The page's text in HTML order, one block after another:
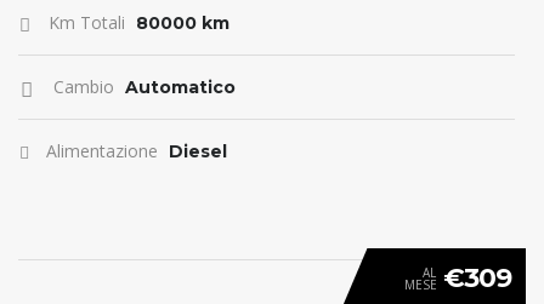
Km Totali 80000 km
Cambio Automatico
Alimentazione Diesel
AL
MESE €309